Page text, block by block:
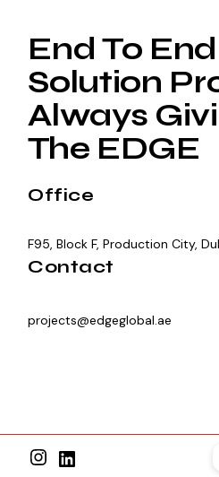
End To End
Solution
Always
The EDGE
Office
F95, Block F, Production City,
Contact
projects@edgeglobal.ae